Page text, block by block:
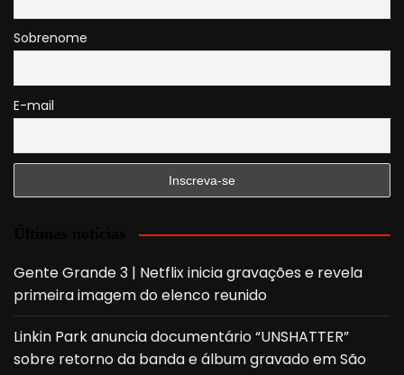
Sobrenome
E-mail
Gente Grande 3 | Netflix inicia gravações e revela
primeira imagem do elenco reunido
Linkin Park anuncia documentário “UNSHATTER”
sobre retorno da banda e álbum gravado em São